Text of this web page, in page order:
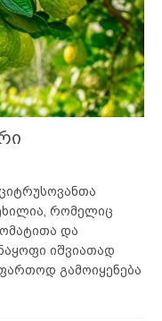
რომელიც
და
იშვიათად
გამოიყენება